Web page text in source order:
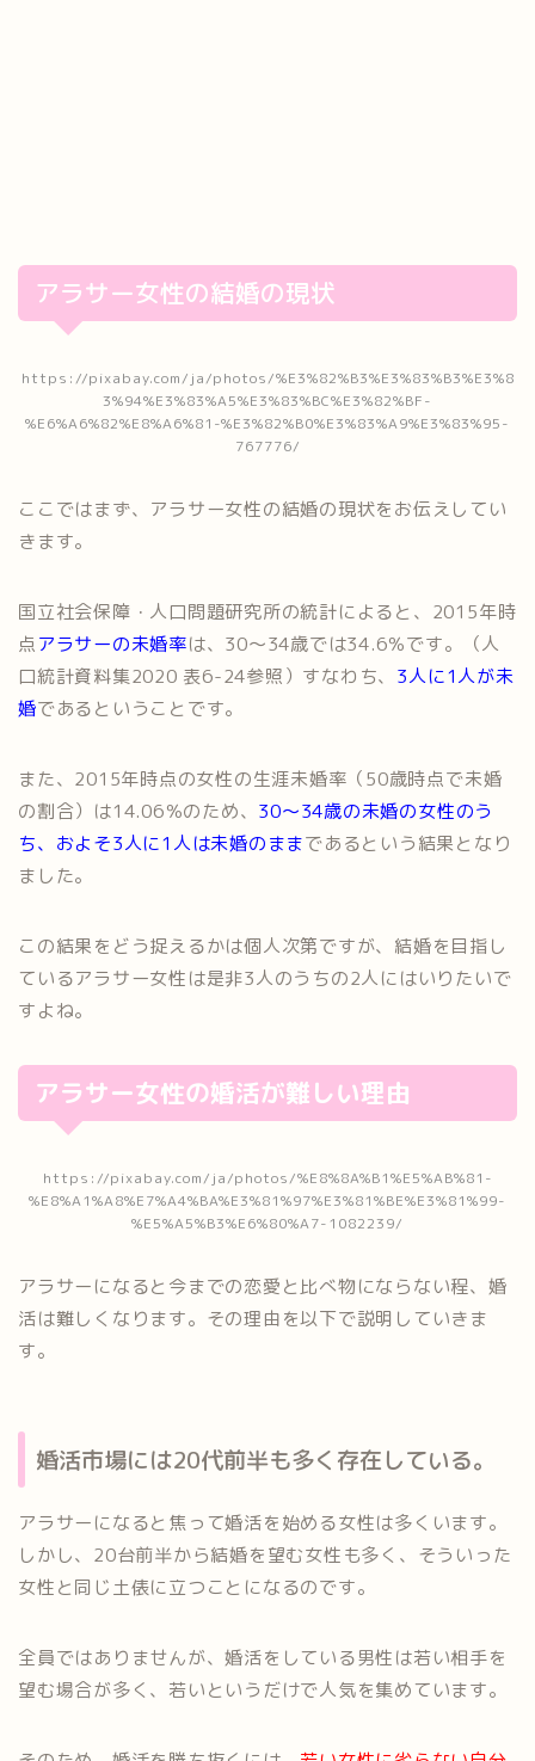
アラサー女性の結婚の現状
https://pixabay.com/ja/photos/%E3%82%B3%E3%83%B3%E3%8
3%94%E3%83%A5%E3%83%BC%E3%82%BF-
%E6%A6%82%E8%A6%81-%E3%82%B0%E3%83%A9%E3%83%95-
767776/
ここではまず、アラサー女性の結婚の現状をお伝えしてい
きます。
国立社会保障・人口問題研究所の統計によると、2015年時
点アラサーの未婚率は、30～34歳では34.6％です。（人
口統計資料集2020 表6-24参照）すなわち、 3人に1人が未
婚であるということです。
また、2015年時点の女性の生涯未婚率（50歳時点で未婚
の割合）は14.06％のため、 30～34歳の未婚の女性のう
ち、およそ3人に1人は未婚のままであるという結果となり
ました。
この結果をどう捉えるかは個人次第ですが、結婚を目指し
ているアラサー女性は是非3人のうちの2人にはいりたいで
すよね。
アラサー女性の婚活が難しい理由
https://pixabay.com/ja/photos/%E8%8A%B1%E5%AB%81-
%E8%A1%A8%E7%A4%BA%E3%81%97%E3%81%BE%E3%81%99-
%E5%A5%B3%E6%80%A7-1082239/
アラサーになると今までの恋愛と比べ物にならない程、婚
活は難しくなります。その理由を以下で説明していきま
す。
婚活市場には20代前半も多く存在している。
アラサーになると焦って婚活を始める女性は多くいます。
しかし、20台前半から結婚を望む女性も多く、そういった
女性と同じ土俵に立つことになるのです。
全員ではありませんが、婚活をしている男性は若い相手を
望む場合が多く、若いというだけで人気を集めています。